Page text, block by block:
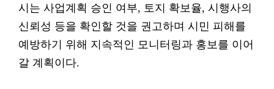
시는 사업계획 승인 여부, 토지 확보율, 시행사의
신뢰성 등을 확인할 것을 권고하며 시민 피해를
예방하기 위해 지속적인 모니터링과 홍보를 이어
갈 계획이다.